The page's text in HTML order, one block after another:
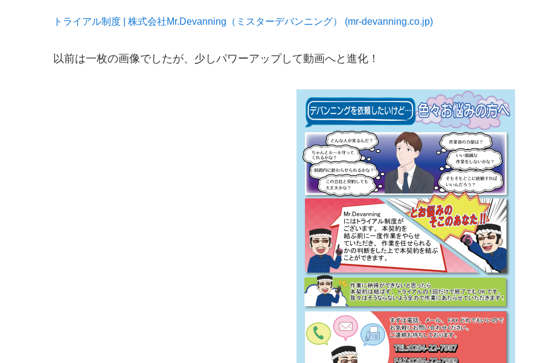
トライアル制度 | 株式会社Mr.Devanning（ミスターデバンニング） (mr-devanning.co.jp)
以前は一枚の画像でしたが、少しパワーアップして動画へと進化！